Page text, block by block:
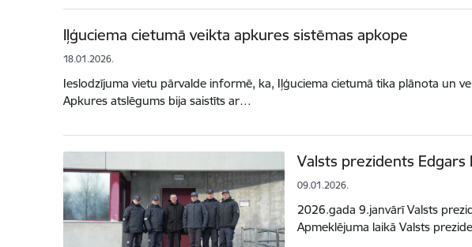
Iļģuciema cietumā veikta apkures sistēmas apkope
18.01.2026.
Ieslodzījuma vietu pārvalde informē, ka, Iļģuciema cietumā tika plānota un
Apkures atslēgums bija saistīts ar…
Valsts prezidents Edgars
09.01.2026.
2026.gada 9.janvārī Valsts
Apmeklējuma laikā Valsts